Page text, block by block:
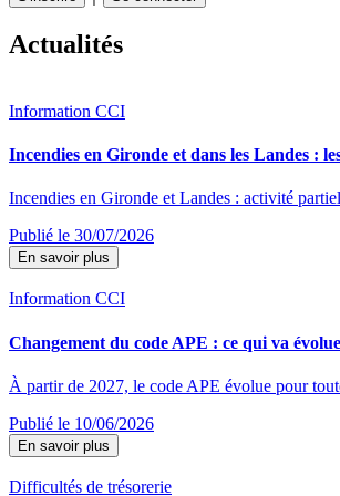
Actualités
Information CCI
Incendies en Gironde et dans les Landes :
Incendies en Gironde et Landes : activité
Publié le 30/07/2026
En savoir plus
Information CCI
Changement du code APE : ce qui va
À partir de 2027, le code APE évolue pour
Publié le 10/06/2026
En savoir plus
Difficultés de trésorerie